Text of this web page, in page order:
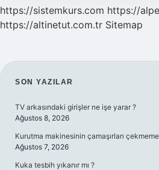
https://sistemkurs.com https://
https://altinetut.com.tr Sitemap
SIDEBAR
SON YAZILAR
TV arkasındaki girişler ne işe yarar ?
Ağustos 8, 2026
Kurutma makinesinin çamaşırları
Ağustos 7, 2026
Kuka tesbih yıkanır mı ?